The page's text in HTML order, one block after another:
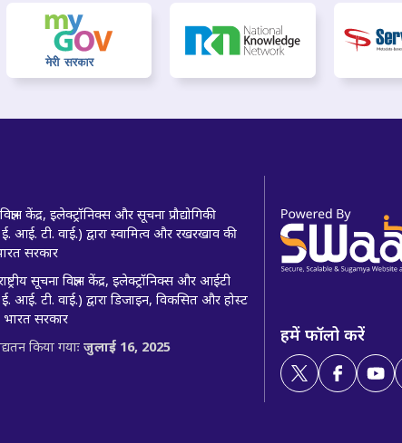
केंद्र, इलेक्ट्रॉनिक्स और सूचना प्रौद्योगिकी
आई. टी. वाई.) द्वारा स्वामित्व और रखरखाव की
सरकार
सूचना विज्ञान केंद्र, इलेक्ट्रॉनिक्स और आईटी
आई. टी. वाई.) द्वारा डिजाइन, विकसित और होस्ट
भारत सरकार
किया गयाः जुलाई 16, 2025
हमें फॉलो करें